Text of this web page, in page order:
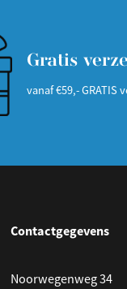
Gratis
vanaf €59,- GRATIS
Contactgegevens
Noorwegenweg 34